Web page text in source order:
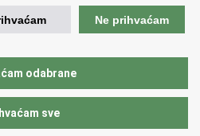
civilnoga društva
Ne prihvaćam
odabrane
sve